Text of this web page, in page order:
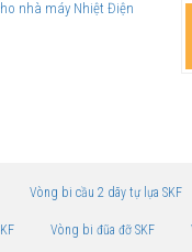
nhà máy Nhiệt Điện
Vòng bi cầu 2 dãy tự lựa SKF
Vòng bi đũa đỡ SKF